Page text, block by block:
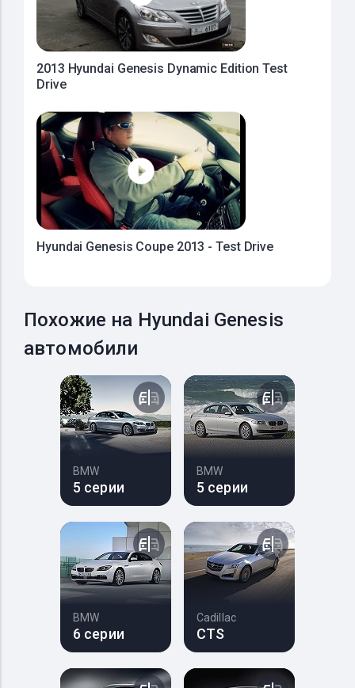
2013 Hyundai Genesis Dynamic Edition Test
Drive
Hyundai Genesis Coupe 2013 - Test Drive
Похожие на Hyundai Genesis
автомобили
BMW
5 серии
BMW
5 серии
BMW
6 серии
Cadillac
CTS